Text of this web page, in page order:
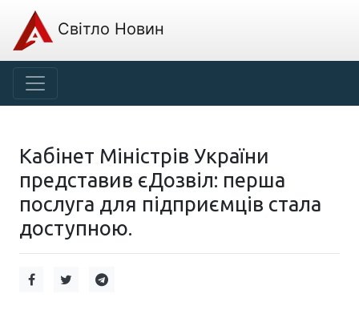
Світло Новин
Кабінет Міністрів України
представив єДозвіл: перша
послуга для підприємців стала
доступною.